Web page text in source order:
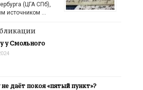
(ЦГА СПб),
источником …
у Смольного
даёт покоя «пятый пункт»?